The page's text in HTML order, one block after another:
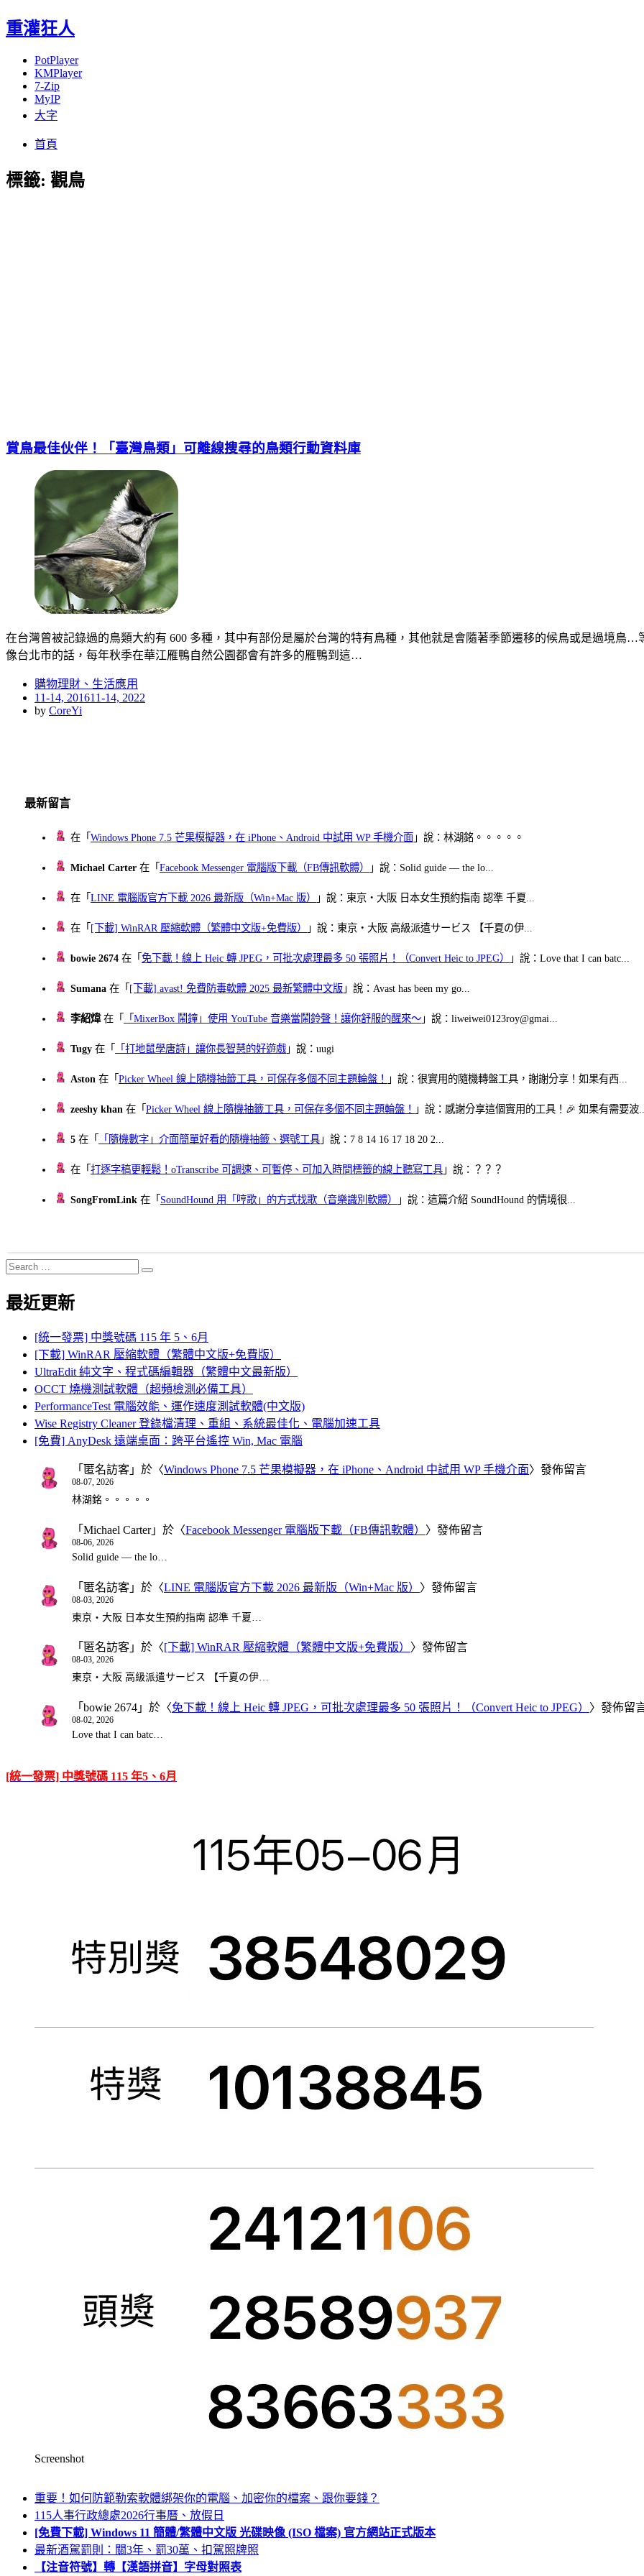
重灌狂人
PotPlayer
KMPlayer
7-Zip
MyIP
大字
首頁
標籤: 觀鳥
賞鳥最佳伙伴！「臺灣鳥類」可離線搜尋的鳥類行動資料庫
在台灣曾被記錄過的鳥類大約有 600 多種，其中有部份是屬於台灣的特有鳥種，其他就是會隨著季節遷移的候鳥或是過境鳥
像台北市的話，每年秋季在華江雁鴨自然公園都會有許多的雁鴨到這…
購物理財、生活應用
Posted
on
11-14, 201611-14, 2022
by CoreYi
最新留言
在「Windows Phone 7.5 芒果模擬器，在 iPhone、Android 中試用 WP 手機介面 」說：林湖銘。。。。。
Michael Carter 在「Facebook Messenger 電腦版下載（FB傳訊軟體） 」說：Solid guide — the lo...
在「LINE 電腦版官方下載 2026 最新版（Win+Mac 版） 」說：東京・大阪 日本女生預約指南 認準 千夏...
在「 [下載] WinRAR 壓縮軟體（繁體中文版+免費版） 」說：東京・大阪 高級派遣サービス 【千夏の伊...
bowie 2674 在「免下載！線上 Heic 轉 JPEG，可批次處理最多 50 張照片！（Convert Heic to JPEG） 」說：Love that I can batc...
Sumana 在「 [下載] avast! 免費防毒軟體 2025 最新繁體中文版 」說：Avast has been my go...
李紹煒在「 「MixerBox 鬧鐘」使用 YouTube 音樂當鬧鈴聲！讓你舒服的醒來～ 」說：liweiwei0123roy@gmai...
Tugy 在「 「打地鼠學唐詩」讓你長智慧的好遊戲 」說：uugi
Aston 在「Picker Wheel 線上隨機抽籤工具，可保存多個不同主題輪盤！ 」說：很實用的隨機轉盤工具，謝謝分享！如果有西...
zeeshy khan 在「Picker Wheel 線上隨機抽籤工具，可保存多個不同主題輪盤！ 」說：感謝分享這個實用的工具！🎉 如果有需要波
5 在「 「隨機數字」介面簡單好看的隨機抽籤、選號工具 」說：7 8 14 16 17 18 20 2...
在「打逐字稿更輕鬆！oTranscribe 可調速、可暫停、可加入時間標籤的線上聽寫工具 」說：？？？
SongFromLink 在「 SoundHound 用「哼歌」的方式找歌（音樂識別軟體） 」說：這篇介紹 SoundHound 的情境很...
Search
for:
Search
最近更新
[統一發票] 中獎號碼 115 年 5、6月
[下載] WinRAR 壓縮軟體（繁體中文版+免費版）
UltraEdit 純文字、程式碼編輯器（繁體中文最新版）
OCCT 燒機測試軟體（超頻檢測必備工具）
PerformanceTest 電腦效能、運作速度測試軟體(中文版)
Wise Registry Cleaner 登錄檔清理、重組、系統最佳化、電腦加速工具
[免費] AnyDesk 遠端桌面：跨平台遙控 Win, Mac 電腦
「 匿名訪客 」於〈Windows Phone 7.5 芒果模擬器，在 iPhone、Android 中試用 WP 手機介面〉發佈留言
08-07, 2026
林湖銘。。。。。
「 Michael Carter」於〈Facebook Messenger 電腦版下載（FB傳訊軟體） 〉發佈留言
08-06, 2026
Solid guide — the lo…
「 匿名訪客 」於〈LINE 電腦版官方下載 2026 最新版（Win+Mac 版） 〉發佈留言
08-03, 2026
東京・大阪 日本女生預約指南 認準 千夏…
「 匿名訪客 」於〈[下載] WinRAR 壓縮軟體（繁體中文版+免費版） 〉發佈留言
08-03, 2026
東京・大阪 高級派遣サービス 【千夏の伊…
「 bowie 2674 」於〈免下載！線上 Heic 轉 JPEG，可批次處理最多 50 張照片！（Convert Heic to JPEG） 〉發佈留
08-02, 2026
Love that I can batc…
[統一發票] 中獎號碼 115 年5、6月
Screenshot
重要！如何防範勒索軟體綁架你的電腦、加密你的檔案、跟你要錢？
115人事行政總處2026行事曆、放假日
[免費下載] Windows 11 簡體/繁體中文版 光碟映像 (ISO 檔案) 官方網站正式版本
最新酒駕罰則：關3年、罰30萬、扣駕照牌照
【注音符號】轉【漢語拼音】字母對照表